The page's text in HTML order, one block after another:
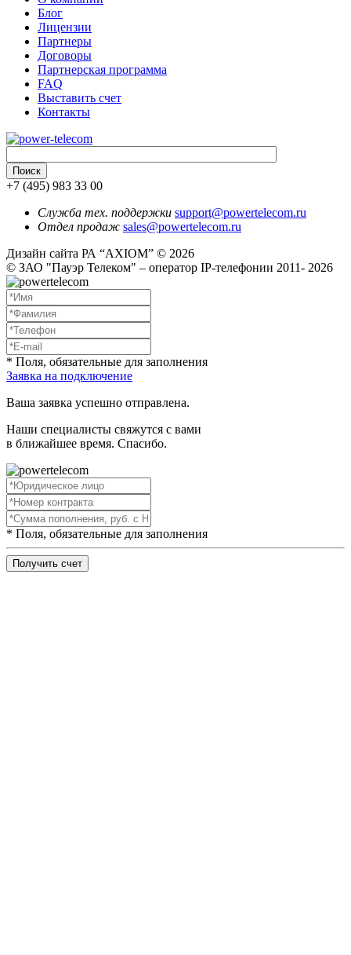
Блог
Лицензии
Партнеры
Договоры
Партнерская программа
FAQ
Выставить счет
Контакты
+7 (495) 983 33 00
Служба тех. поддержки support@powertelecom.ru
Отдел продаж sales@powertelecom.ru
Дизайн сайта РА “AXIOM” © 2026
© ЗАО "Пауэр Телеком" – оператор IP-телефонии 2011- 2026
* Поля, обязательные для заполнения
Заявка на подключение
Ваша заявка успешно отправлена.
Наши специалисты свяжутся с вами
в ближайшее время. Спасибо.
* Поля, обязательные для заполнения